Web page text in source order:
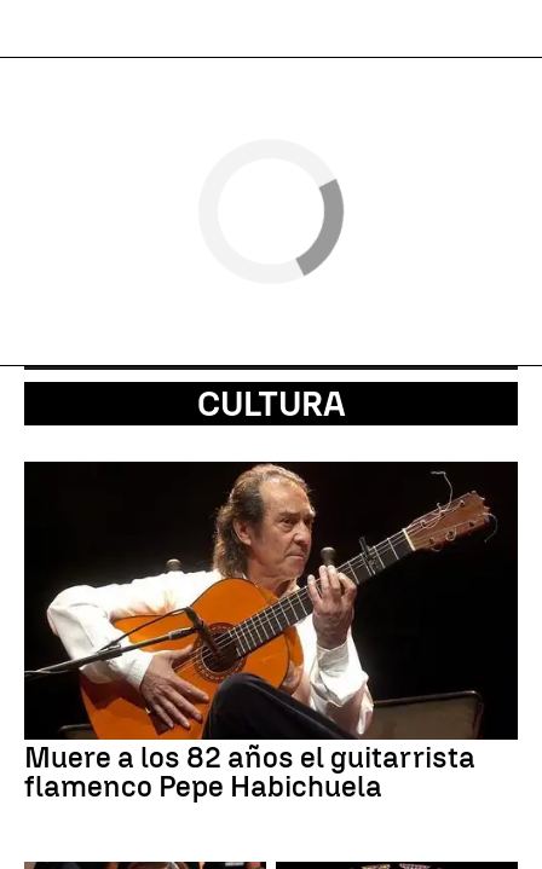
CULTURA
Muere a los 82 años el guitarrista
flamenco Pepe Habichuela